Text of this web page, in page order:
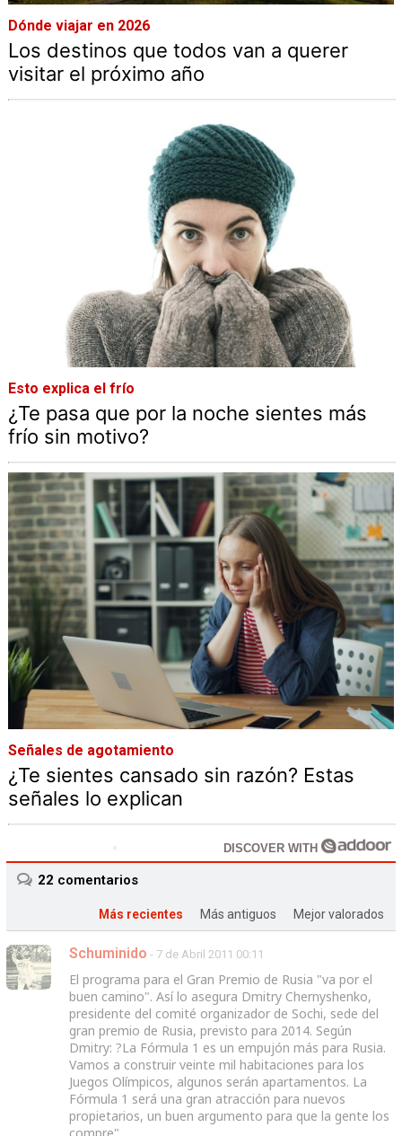
Dónde viajar en 2026
Los destinos que todos van a querer
visitar el próximo año
Esto explica el frío
¿Te pasa que por la noche sientes más
frío sin motivo?
Señales de agotamiento
¿Te sientes cansado sin razón? Estas
señales lo explican
DISCOVER WITH
22 comentarios
Más recientes Más antiguos Mejor valorados
Schuminido - 7 de Abril 2011 00:11
El programa para el Gran Premio de Rusia "va por el
buen camino". Así lo asegura Dmitry Chernyshenko,
presidente del comité organizador de Sochi, sede del
gran premio de Rusia, previsto para 2014. Según
Dmitry: ?La Fórmula 1 es un empujón más para Rusia.
Vamos a construir veinte mil habitaciones para los
Juegos Olímpicos, algunos serán apartamentos. La
Fórmula 1 será una gran atracción para nuevos
propietarios, un buen argumento para que la gente los